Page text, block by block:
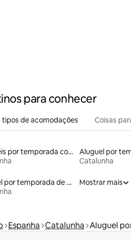
para conhecer
tipos de acomodações Coisas
Aluguéis por temporada com café da manhã
Catalunha
Aluguel por temporada de barcos
Mostrar mais
Espanha Catalunha Aluguel